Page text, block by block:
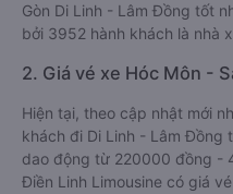
Gòn Di Linh - Lâm Đồng tốt
bởi 3952 hành khách là nhà
2. Giá vé xe Hóc Môn -
Hiện tại, theo cập nhật mới
khách đi Di Linh - Lâm Đồng
dao động từ 220000 đồng -
Điền Linh Limousine có giá